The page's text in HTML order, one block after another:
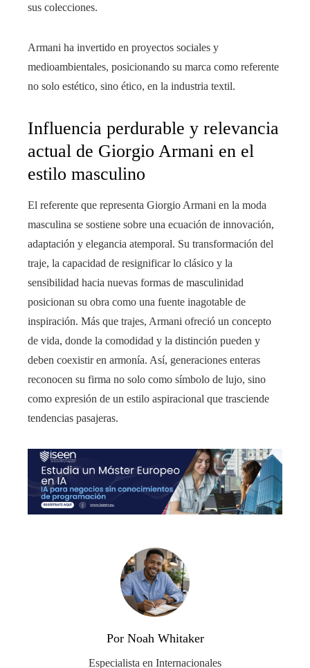
sus colecciones.
Armani ha invertido en proyectos sociales y
medioambientales, posicionando su marca como referente
no solo estético, sino ético, en la industria textil.
Influencia perdurable y relevancia
actual de Giorgio Armani en el
estilo masculino
El referente que representa Giorgio Armani en la moda
masculina se sostiene sobre una ecuación de innovación,
adaptación y elegancia atemporal. Su transformación del
traje, la capacidad de resignificar lo clásico y la
sensibilidad hacia nuevas formas de masculinidad
posicionan su obra como una fuente inagotable de
inspiración. Más que trajes, Armani ofreció un concepto
de vida, donde la comodidad y la distinción pueden y
deben coexistir en armonía. Así, generaciones enteras
reconocen su firma no solo como símbolo de lujo, sino
como expresión de un estilo aspiracional que trasciende
tendencias pasajeras.
Por Noah Whitaker
Especialista en Internacionales